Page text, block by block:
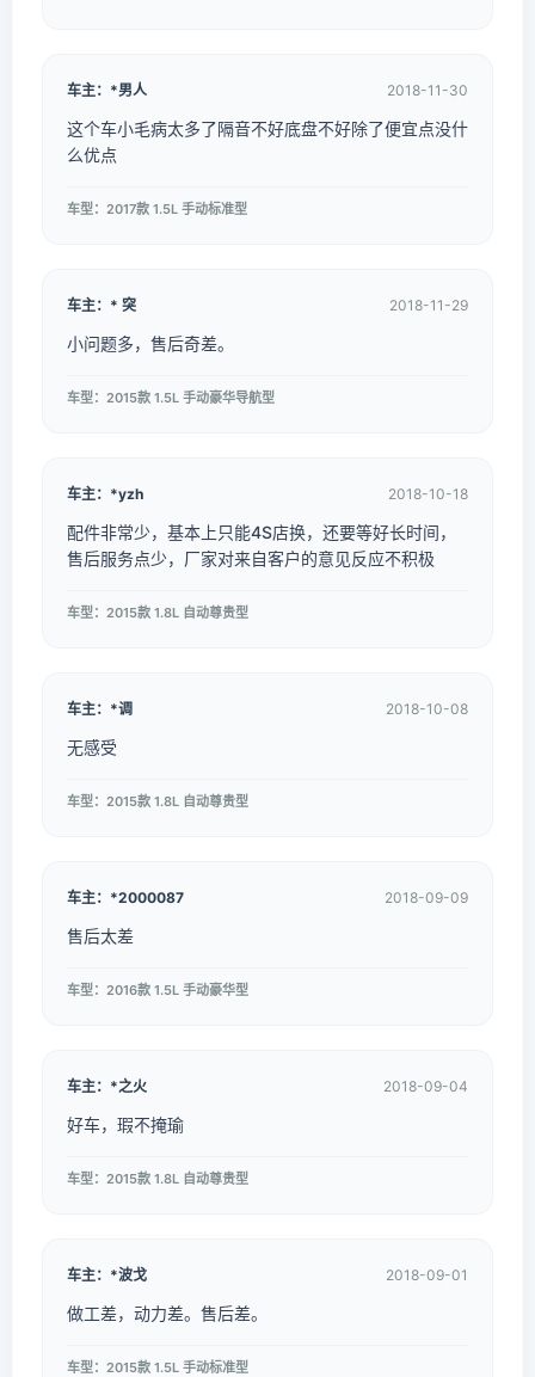
车主：*男人 2018-11-30
这个车小毛病太多了隔音不好底盘不好除了便宜点没什
么优点
车型：2017款 1.5L 手动标准型
车主：* 突 2018-11-29
小问题多，售后奇差。
车型：2015款 1.5L 手动豪华导航型
车主：*yzh 2018-10-18
配件非常少，基本上只能4S店换，还要等好长时间，
售后服务点少，厂家对来自客户的意见反应不积极
车型：2015款 1.8L 自动尊贵型
车主：*调 2018-10-08
无感受
车型：2015款 1.8L 自动尊贵型
车主：*2000087 2018-09-09
售后太差
车型：2016款 1.5L 手动豪华型
车主：*之火 2018-09-04
好车，瑕不掩瑜
车型：2015款 1.8L 自动尊贵型
车主：*波戈 2018-09-01
做工差，动力差。售后差。
车型：2015款 1.5L 手动标准型